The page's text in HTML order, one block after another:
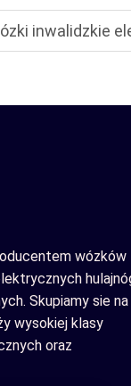
inwalidzkie
wózków
Skupiamy sie na
wysokiej klasy
oraz